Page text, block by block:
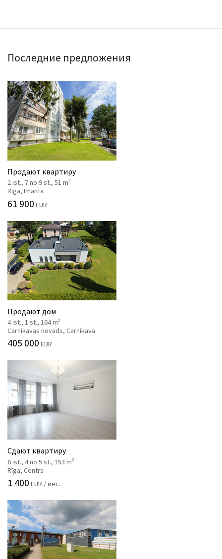
Последние предложения
Продают квартиру
2 ist., 7 no 9 st., 51 m2
Rīga, Imanta
61 900 EUR
Продают дом
4 ist., 1 st., 164 m2
Carnikavas novads, Carnikava
405 000 EUR
Сдают квартиру
6 ist., 4 no 5 st., 153 m2
Rīga, Centrs
1 400 EUR / мес.